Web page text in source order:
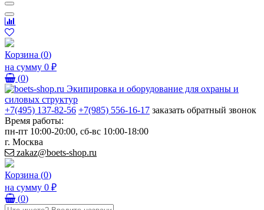
Корзина (0)
на сумму 0 ₽
(0)
+7(495) 137-82-56 +7(985) 556-16-17 заказать обратный звонок
Время работы:
пн-пт 10:00-20:00, сб-вс 10:00-18:00
г. Москва
zakaz@boets-shop.ru
Корзина (0)
на сумму 0 ₽
(0)